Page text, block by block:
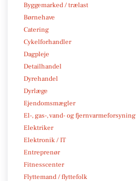
Byggemarked / trælast
Børnehave
Catering
Cykelforhandler
Dagpleje
Detailhandel
Dyrehandel
Dyrlæge
Ejendomsmægler
El-, gas-, vand- og fjernvarmeforsyning
Elektriker
Elektronik / IT
Entreprenør
Fitnesscenter
Flyttemand / flyttefolk